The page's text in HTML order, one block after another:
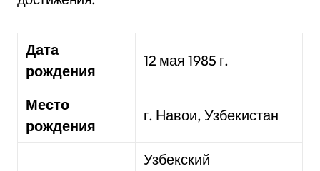
Дата
рождения
12 мая 1985 г.
Место
рождения
г. Навои, Узбекистан
Узбекский